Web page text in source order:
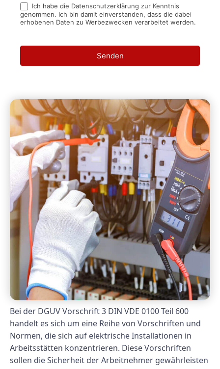
Ich habe die Datenschutzerklärung zur Kenntnis
genommen. Ich bin damit einverstanden, dass die dabei
erhobenen Daten zu Werbezwecken verarbeitet werden.
Senden
Bei der DGUV Vorschrift 3 DIN VDE 0100 Teil 600
handelt es sich um eine Reihe von Vorschriften und
Normen, die sich auf elektrische Installationen in
Arbeitsstätten konzentrieren. Diese Vorschriften
sollen die Sicherheit der Arbeitnehmer gewährleisten